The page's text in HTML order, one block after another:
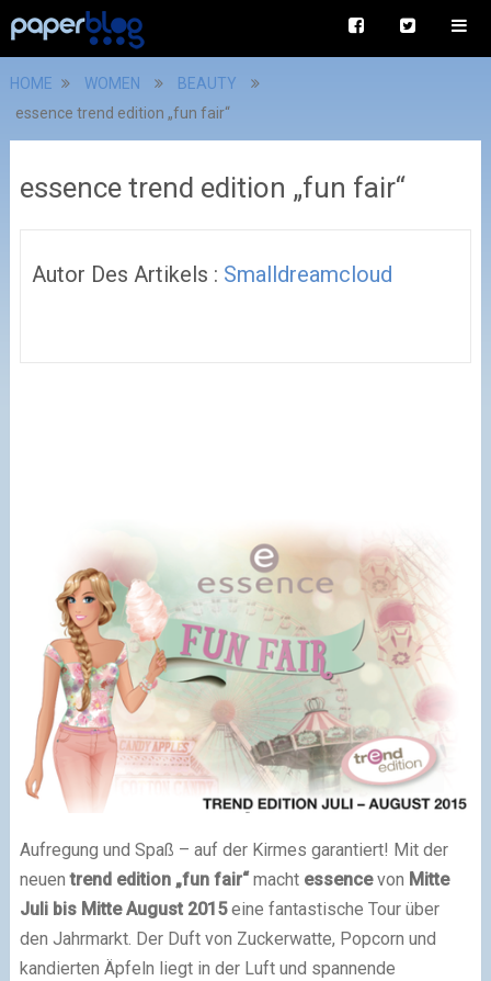
HOME WOMEN
BEAUTY
essence trend edition „fun fair“
essence trend edition „fun fair“
Autor Des Artikels : Smalldreamcloud
Aufregung und Spaß – auf der Kirmes garantiert! Mit der
neuentrend edition „fun fair“macht essencevon Mitte
Juli bis Mitte August 2015eine fantastische Tour über
den Jahrmarkt. Der Duft von Zuckerwatte, Popcorn und
kandierten Äpfeln liegt in der Luft und spannende